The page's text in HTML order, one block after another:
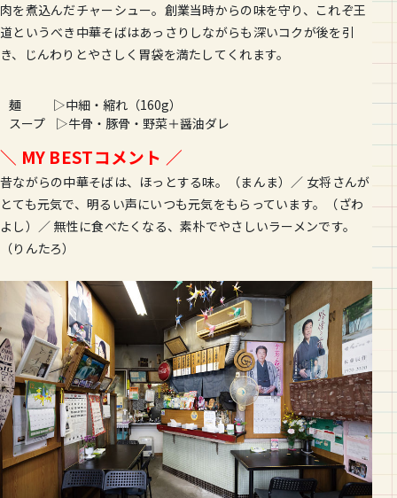
肉を煮込んだチャーシュー。創業当時からの味を守り、これぞ王
道というべき中華そばはあっさりしながらも深いコクが後を引
き、じんわりとやさしく胃袋を満たしてくれます。
麺 ▷中細・縮れ（160g）
スープ ▷牛骨・豚骨・野菜＋醤油ダレ
＼ MY BESTコメント ／
昔ながらの中華そばは、ほっとする味。（まんま）／ 女将さんが
とても元気で、明るい声にいつも元気をもらっています。（ざわ
よし）／ 無性に食べたくなる、素朴でやさしいラーメンです。
（りんたろ）